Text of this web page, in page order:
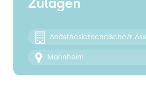
Kontakt
Zulagen
Anästhesietechnische/r
Mannheim